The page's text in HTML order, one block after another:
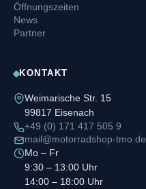
Öffnungszeiten
News
Partner
KONTAKT
Weimarische Str. 15
99817 Eisenach
+49 (0) 171 417 505 9
mail@motorradshop-tmo.de
Mo – Fr
9:30 – 13:00 Uhr
14:00 – 18:00 Uhr